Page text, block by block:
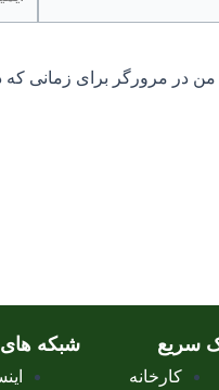
من در مرورگر برای زمانی که
سریع
کارخانه
شبکه